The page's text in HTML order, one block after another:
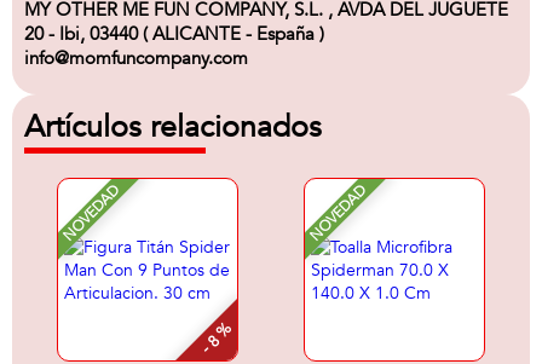
MY OTHER ME FUN COMPANY, S.L. , AVDA DEL JUGUETE
20 - Ibi, 03440 ( ALICANTE - España )
info@momfuncompany.com
Artículos relacionados
NOVEDAD
- 8 %
NOVEDAD